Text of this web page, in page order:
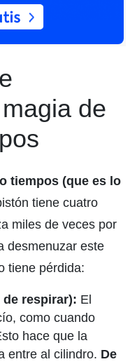
de
tiempos (que es lo
tiene cuatro
miles de veces por
desmenuzar este
tiene pérdida:
respirar): El
como cuando
hace que la
entre al cilindro. De